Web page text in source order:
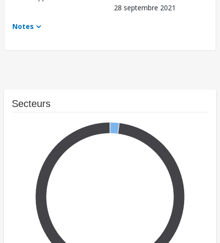
28 septembre 2021
Notes
Secteurs